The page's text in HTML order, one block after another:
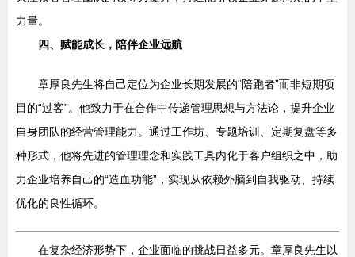
力量。
四、赋能成长，陪伴企业远航
章厚良先生将自己定位为企业长期发展的“陪跑者”而非短期项
目的“过客”。他致力于在合作中传递管理思想与方法论，提升企业
自身团队的经营管理能力。通过工作坊、专题培训、定期复盘等多
种形式，他将先进的管理理念和实践工具内化于客户组织之中，助
力企业培养自己的“造血功能”，实现从依赖外脑到自我驱动、持续
优化的良性循环。
在复杂经济形势下，企业面临的挑战日益多元。章厚良先生以